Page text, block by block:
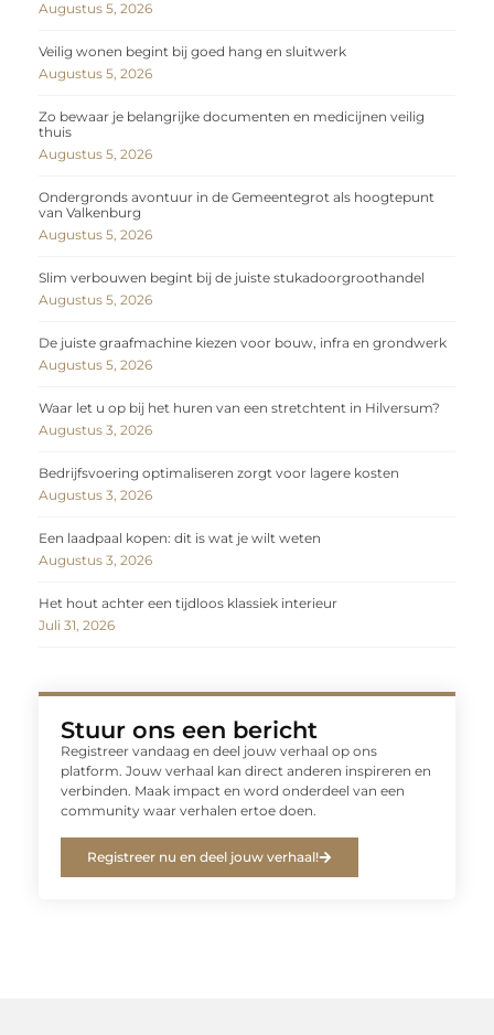
Augustus 5, 2026
Veilig wonen begint bij goed hang en sluitwerk
Augustus 5, 2026
Zo bewaar je belangrijke documenten en medicijnen veilig
thuis
Augustus 5, 2026
Ondergronds avontuur in de Gemeentegrot als hoogtepunt
van Valkenburg
Augustus 5, 2026
Slim verbouwen begint bij de juiste stukadoorgroothandel
Augustus 5, 2026
De juiste graafmachine kiezen voor bouw, infra en grondwerk
Augustus 5, 2026
Waar let u op bij het huren van een stretchtent in Hilversum?
Augustus 3, 2026
Bedrijfsvoering optimaliseren zorgt voor lagere kosten
Augustus 3, 2026
Een laadpaal kopen: dit is wat je wilt weten
Augustus 3, 2026
Het hout achter een tijdloos klassiek interieur
Juli 31, 2026
Stuur ons een bericht
Registreer vandaag en deel jouw verhaal op ons
platform. Jouw verhaal kan direct anderen inspireren en
verbinden. Maak impact en word onderdeel van een
community waar verhalen ertoe doen.
Registreer nu en deel jouw verhaal!